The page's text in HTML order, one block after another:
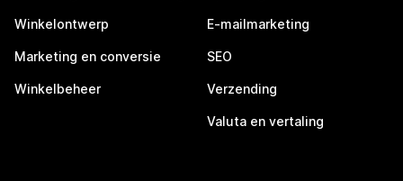
Winkelontwerp
Marketing en conversie
Winkelbeheer
E-mailmarketing
SEO
Verzending
Valuta en vertaling